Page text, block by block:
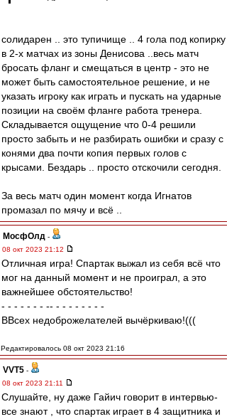
солидарен .. это тупичище .. 4 гола под копирку
в 2-х матчах из зоны Денисова ..весь матч
бросать фланг и смещаться в центр - это не
может быть самостоятельное решение, и не
указать игроку как играть и пускать на ударные
позиции на своём фланге работа тренера.
Складывается ощущение что 0-4 решили
просто забыть и не разбирать ошибки и сразу с
конями два почти копия первых голов с
крысами. Бездарь .. просто отскочили сегодня.
За весь матч один момент когда Игнатов
промазал по мячу и всё ..
МосфОлд -
08 окт 2023 21:12
Отличная игра! Спартак выжал из себя всё что
мог на данный момент и не проиграл, а это
важнейшее обстоятельство!
- - - - - - - -- - - - - - - - -
ВВсех недоброжелателей вычёркиваю!(((
Редактировалось 08 окт 2023 21:16
VVT5 -
08 окт 2023 21:11
Слушайте, ну даже Гайич говорит в интервью-
все знают , что спартак играет в 4 защитника и